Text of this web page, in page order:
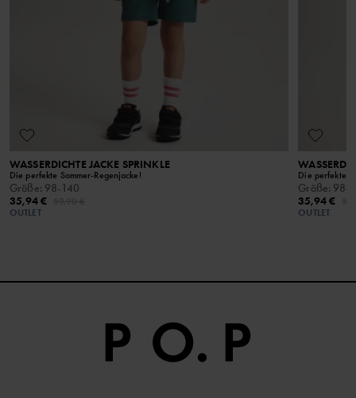
Unser Ratgeber enthält Informationen zur optimalen Wäsche
und Pflege deiner Kleidung.
reduzieren. Meist stammt das Material aus
Rücksendeschein, die du für die Rücksendung verwenden solltest.
WASSERDICHTE JACKE SPRINKLE
Die perfekte Sommer-Regenjacke!
Größe: 98-140
35,94 €
OUTLET
Die perfekte
Größe: 98-
35,94 €
OUTLET